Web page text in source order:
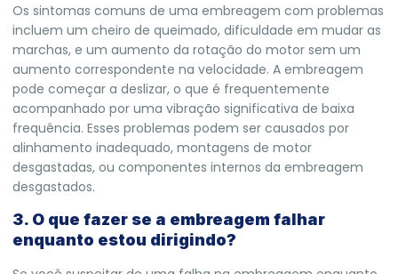
Os sintomas comuns de uma embreagem com problemas
incluem um cheiro de queimado, dificuldade em mudar as
marchas, e um aumento da rotação do motor sem um
aumento correspondente na velocidade. A embreagem
pode começar a deslizar, o que é frequentemente
acompanhado por uma vibração significativa de baixa
frequência. Esses problemas podem ser causados por
alinhamento inadequado, montagens de motor
desgastadas, ou componentes internos da embreagem
desgastados.
3. O que fazer se a embreagem falhar
enquanto estou dirigindo?